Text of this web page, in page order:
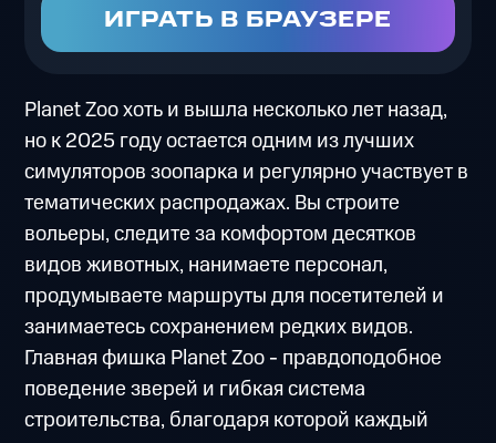
ИГРАТЬ В БРАУЗЕРЕ
Planet Zoo хоть и вышла несколько лет назад,
но к 2025 году остается одним из лучших
симуляторов зоопарка и регулярно участвует в
тематических распродажах. Вы строите
вольеры, следите за комфортом десятков
видов животных, нанимаете персонал,
продумываете маршруты для посетителей и
занимаетесь сохранением редких видов.
Главная фишка Planet Zoo - правдоподобное
поведение зверей и гибкая система
строительства, благодаря которой каждый